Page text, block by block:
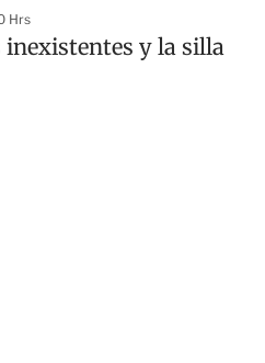
Hrs
inexistentes y la silla